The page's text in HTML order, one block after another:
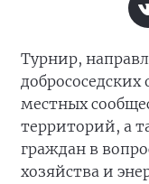
Турнир,
местных
территорий, а
граждан в
хозяйства и